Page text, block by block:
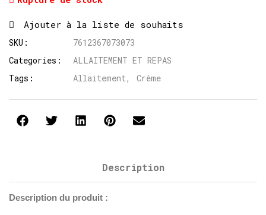
Ajouter à la liste de souhaits
SKU:
7612367073073
Categories:
ALLAITEMENT ET REPAS
Tags:
Allaitement, Crème
Description
Description du produit :